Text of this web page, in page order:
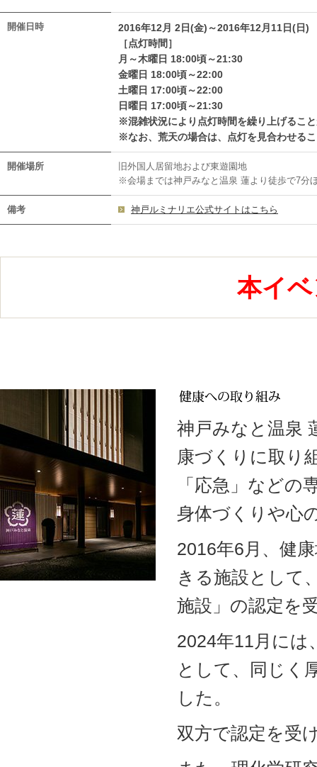
開催日時
2016年12月 2日(金)～2016年12月11日(日)
［点灯時間］
月～木曜日 18:00頃～21:30
金曜日 18:00頃～22:00
土曜日 17:00頃～22:00
日曜日 17:00頃～21:30
※混雑状況により点灯時間を繰り上げるこ
※なお、荒天の場合は、点灯を見合わせる
開催場所
旧外国人居留地および東遊園地
※会場までは神戸みなと温泉 蓮より徒歩で7分
備考 神戸ルミナリエ公式サイトはこちら
本イ
神戸みなと温泉
康づくりに取り
「応急」など
身体づくりや心
2016年6月、健
きる施設として
施設」の認定を
2024年11月には
として、同じく
した。
双方で認定を受